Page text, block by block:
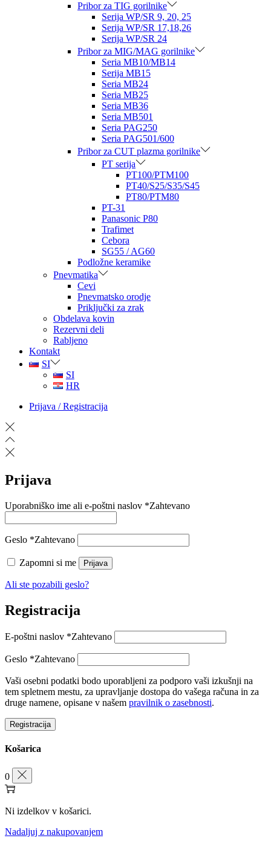
Pribor za TIG gorilnike
Serija WP/SR 9, 20, 25
Serija WP/SR 17,18,26
Serija WP/SR 24
Pribor za MIG/MAG gorilnike
Seria MB10/MB14
Serija MB15
Seria MB24
Seria MB25
Seria MB36
Seria MB501
Seria PAG250
Seria PAG501/600
Pribor za CUT plazma gorilnike
PT serija
PT100/PTM100
PT40/S25/S35/S45
PT80/PTM80
PT-31
Panasonic P80
Trafimet
Cebora
SG55 / AG60
Podložne keramike
Pnevmatika
Cevi
Pnevmatsko orodje
Priključki za zrak
Obdelava kovin
Rezervni deli
Rabljeno
Kontakt
SI
SI
HR
Prijava / Registracija
Prijava
Uporabniško ime ali e-poštni naslov *Zahtevano
Geslo *Zahtevano
Zapomni si me Prijava
Ali ste pozabili geslo?
Registracija
E-poštni naslov *Zahtevano
Geslo *Zahtevano
Vaši osebni podatki bodo uporabljeni za podporo vaši izkušnji na
tem spletnem mestu, za upravljanje dostopa do vašega računa in za
druge namene, opisane v našem pravilnik o zasebnosti.
Registracija
Košarica
0
Ni izdelkov v košarici.
Nadaljuj z nakupovanjem